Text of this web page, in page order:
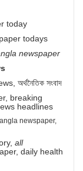
today
todays
newspaper
অর্থনৈতিক সংবাদ
breaking
headlines
newspaper,
all
daily health